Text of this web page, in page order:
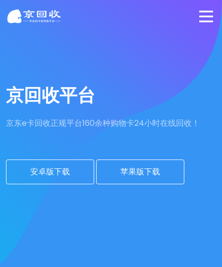
京回收平台
京东e卡回收正规平台160余种购物卡24小时在线回收！
安卓版下载 苹果版下载